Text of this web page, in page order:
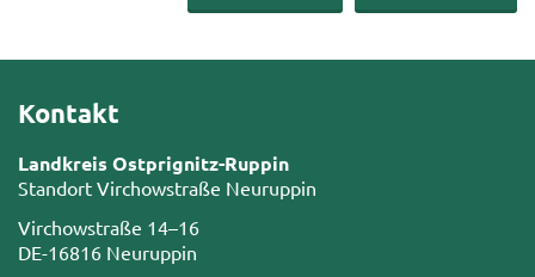
Kontakt
Landkreis Ostprignitz-Ruppin
Standort Virchowstraße Neuruppin
Virchowstraße 14–16
DE-16816 Neuruppin